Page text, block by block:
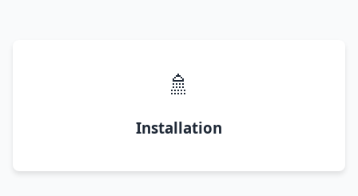
🚿
Installation